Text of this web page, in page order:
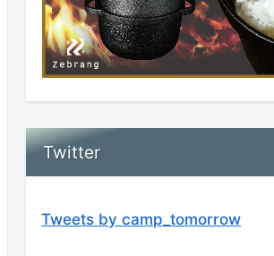
Twitter
Tweets by camp_tomorrow